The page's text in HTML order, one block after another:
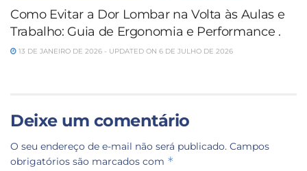
Como Evitar a Dor Lombar na Volta às Aulas e
Trabalho: Guia de Ergonomia e Performance .
13 DE JANEIRO DE 2026 - UPDATED ON 6 DE JULHO DE 2026
Deixe um comentário
O seu endereço de e-mail não será publicado. Campos
obrigatórios são marcados com *